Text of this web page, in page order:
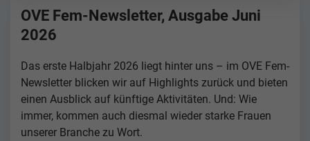
OVE Fem-Newsletter, Ausgabe Juni
2026
Das erste Halbjahr 2026 liegt hinter uns – im OVE Fem-
Newsletter blicken wir auf Highlights zurück und bieten
einen Ausblick auf künftige Aktivitäten. Und: Wie
immer, kommen auch diesmal wieder starke Frauen
unserer Branche zu Wort.